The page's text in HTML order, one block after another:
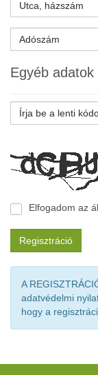
Egyéb adatok
Elfogadom az
Regisztráció
A
adatvédelmi
hogy a